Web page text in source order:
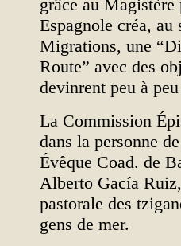
grâce au
Espagnole créa,
Migrations, une
Route” avec des
devinrent peu à
La Commission
dans la personne
Évêque Coad. de
Alberto Gacía
pastorale des
gens de mer.